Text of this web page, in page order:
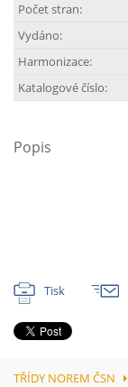
Počet stran:
Vydáno:
Harmonizace:
Katalogové číslo:
Popis
Tisk
TŘÍDY NOREM ČSN